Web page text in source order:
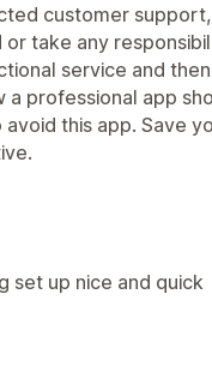
customer
take any
service and
a professional app
this app. Save
set up nice and quick